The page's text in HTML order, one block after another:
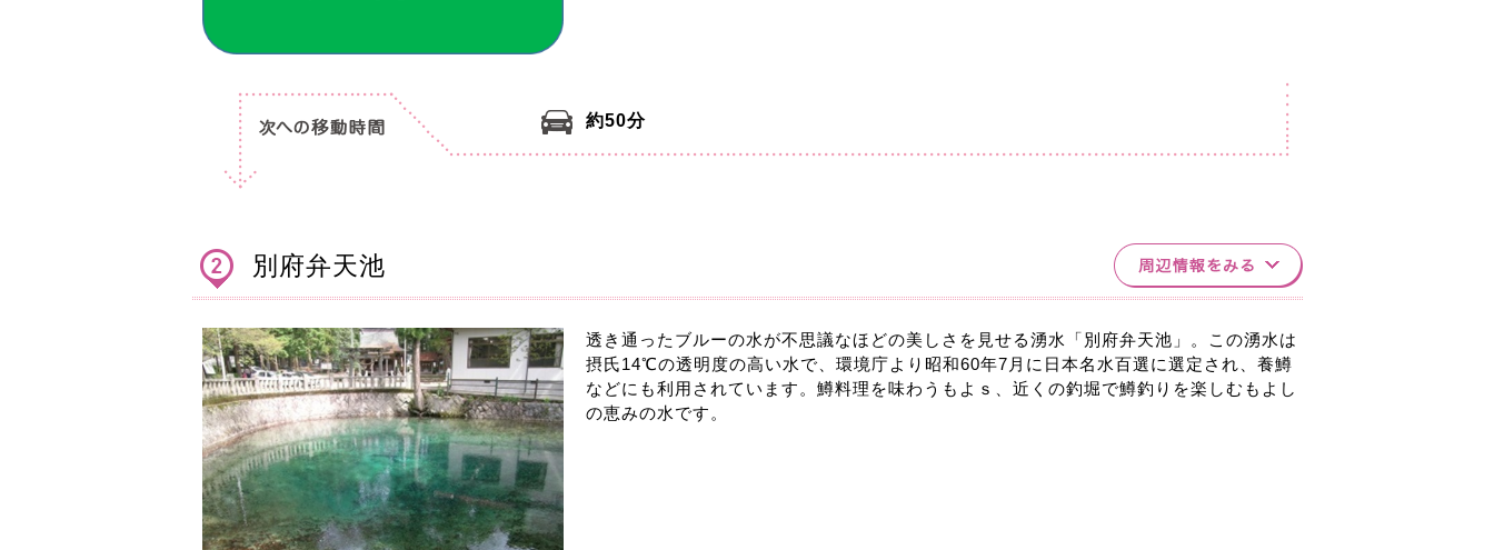
約50分
別府弁天池
透き通ったブルーの水が不思議なほどの美しさを見せる湧水「別府弁天池」。この湧水は
摂氏14℃の透明度の高い水で、環境庁より昭和60年7月に日本名水百選に選定され、養鱒
などにも利用されています。鱒料理を味わうもよｓ、近くの釣堀で鱒釣りを楽しむもよし
の恵みの水です。